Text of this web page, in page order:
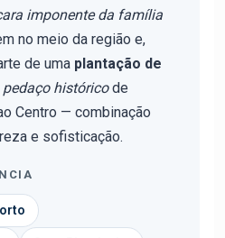
imponente da família
no meio da região e,
de uma plantação de
pedaço históricode
Centro — combinação
e sofisticação.